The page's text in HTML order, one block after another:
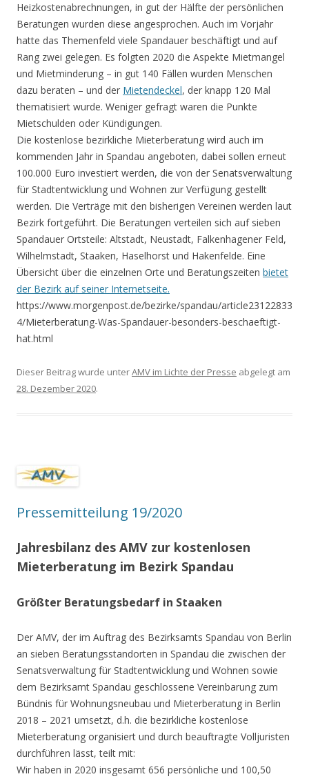
Heizkostenabrechnungen, in gut der Hälfte der persönlichen
Beratungen wurden diese angesprochen. Auch im Vorjahr
hatte das Themenfeld viele Spandauer beschäftigt und auf
Rang zwei gelegen. Es folgten 2020 die Aspekte Mietmangel
und Mietminderung – in gut 140 Fällen wurden Menschen
dazu beraten – und der Mietendeckel, der knapp 120 Mal
thematisiert wurde. Weniger gefragt waren die Punkte
Mietschulden oder Kündigungen.
Die kostenlose bezirkliche Mieterberatung wird auch im
kommenden Jahr in Spandau angeboten, dabei sollen erneut
100.000 Euro investiert werden, die von der Senatsverwaltung
für Stadtentwicklung und Wohnen zur Verfügung gestellt
werden. Die Verträge mit den bisherigen Vereinen werden laut
Bezirk fortgeführt. Die Beratungen verteilen sich auf sieben
Spandauer Ortsteile: Altstadt, Neustadt, Falkenhagener Feld,
Wilhelmstadt, Staaken, Haselhorst und Hakenfelde. Eine
Übersicht über die einzelnen Orte und Beratungszeiten bietet
der Bezirk auf seiner Internetseite.
https://www.morgenpost.de/bezirke/spandau/article23122833
4/Mieterberatung-Was-Spandauer-besonders-beschaeftigt-
hat.html
Dieser Beitrag wurde unterAMV im Lichte der Presse abgelegt am
28. Dezember 2020.
Pressemitteilung 19/2020
Jahresbilanz des AMV zur kostenlosen
Mieterberatung im Bezirk Spandau
Größter Beratungsbedarf in Staaken
Der AMV, der im Auftrag des Bezirksamts Spandau von Berlin
an sieben Beratungsstandorten in Spandau die zwischen der
Senatsverwaltung für Stadtentwicklung und Wohnen sowie
dem Bezirksamt Spandau geschlossene Vereinbarung zum
Bündnis für Wohnungsneubau und Mieterberatung in Berlin
2018 – 2021 umsetzt, d.h. die bezirkliche kostenlose
Mieterberatung organisiert und durch beauftragte Volljuristen
durchführen lässt, teilt mit:
Wir haben in 2020 insgesamt 656 persönliche und 100,50